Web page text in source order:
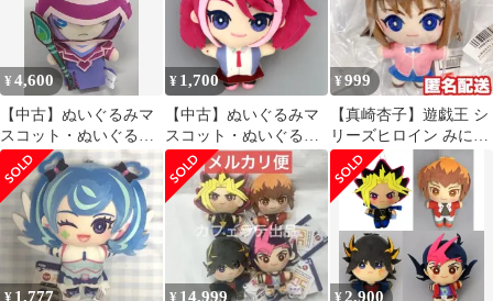
¥4,600
【中古】ぬいぐるみマ
スコット・ぬいぐるみ
バッジ ブラックマジシ
ャン にとたん ボールチ
ェーン付ぬいぐるみ
「遊☆戯☆王シリー
ズ」 ジャンプショップ
¥ 1,700
【中古】ぬいぐるみマ
スコット・ぬいぐるみ
バッジ 柊柚子 ヒロイン
みにコレ! ぬいぐるみ
マスコット 「遊☆戯☆
王シリーズ」
¥999
【真崎杏子】遊戯王 シ
リーズヒロイン みにコ
レ ぬいぐるみ マスコッ
ト
¥ 1,777 ¥ 14,999 ¥2,900